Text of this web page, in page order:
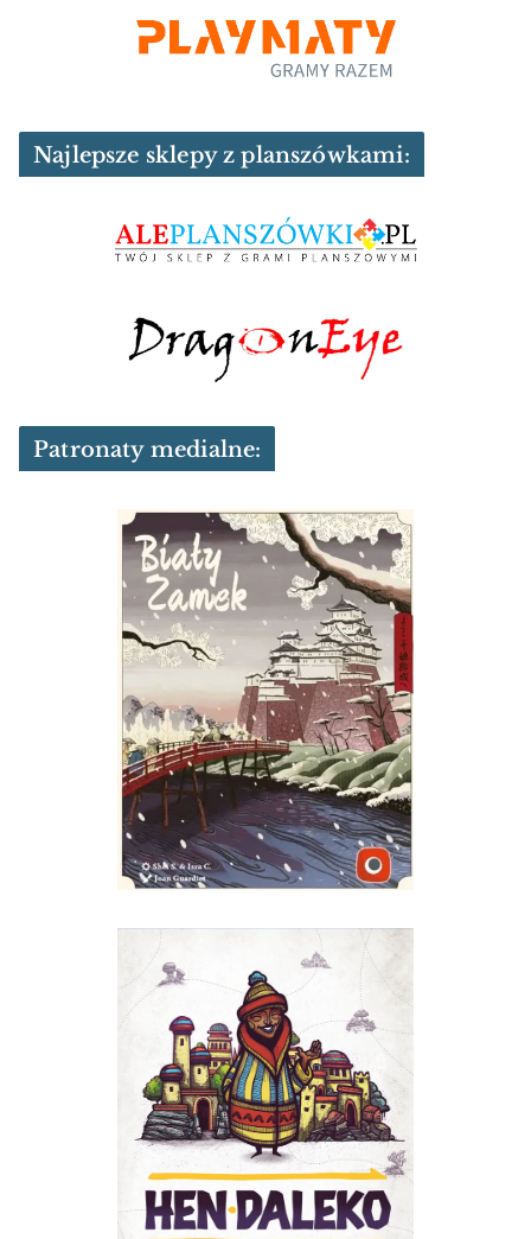
Najlepsze sklepy z planszówkami:
Patronaty medialne: